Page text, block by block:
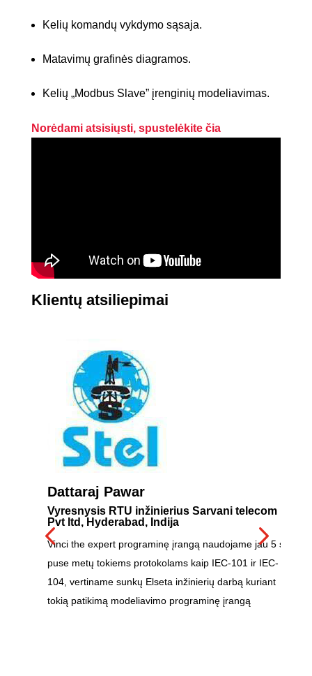
Kelių komandų vykdymo sąsaja.
Matavimų grafinės diagramos.
Kelių „Modbus Slave” įrenginių modeliavimas.
Norėdami atsisiųsti, spustelėkite čia
Klientų atsiliepimai
Dattaraj Pawar
Vyresnysis RTU inžinierius Sarvani telecom
Pvt ltd, Hyderabad, Indija
Vinci the expert programinę įrangą naudojame jau 5 su
puse metų tokiems protokolams kaip IEC-101 ir IEC-
104, vertiname sunkų Elseta inžinierių darbą kuriant
tokią patikimą modeliavimo programinę įrangą